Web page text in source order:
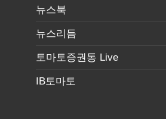
뉴스북
뉴스리듬
토마토증권통 Live
IB토마토